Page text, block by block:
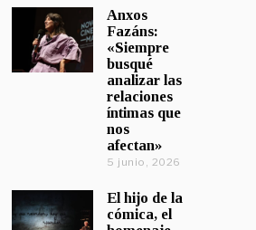
Anxos
Fazáns:
«Siempre
busqué
analizar las
relaciones
íntimas que
nos
afectan»
5 junio, 2026
El hijo de la
cómica, el